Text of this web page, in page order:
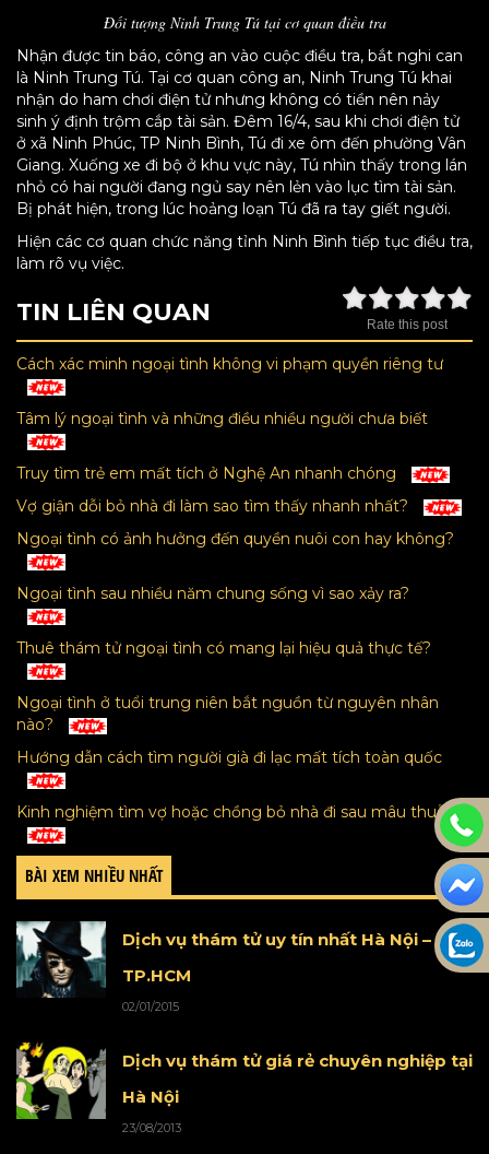
Đối tượng Ninh Trung Tú tại cơ quan điều tra
Nhận được tin báo, công an vào cuộc điều tra, bắt nghi can
là Ninh Trung Tú. Tại cơ quan công an, Ninh Trung Tú khai
nhận do ham chơi điện tử nhưng không có tiền nên nảy
sinh ý định trộm cắp tài sản. Đêm 16/4, sau khi chơi điện tử
ở xã Ninh Phúc, TP Ninh Bình, Tú đi xe ôm đến phường Vân
Giang. Xuống xe đi bộ ở khu vực này, Tú nhìn thấy trong lán
nhỏ có hai người đang ngủ say nên lẻn vào lục tìm tài sản.
Bị phát hiện, trong lúc hoảng loạn Tú đã ra tay giết người.
Hiện các cơ quan chức năng tỉnh Ninh Bình tiếp tục điều tra,
làm rõ vụ việc.
Rate this post
TIN LIÊN QUAN
Cách xác minh ngoại tình không vi phạm quyền riêng tư
Tâm lý ngoại tình và những điều nhiều người chưa biết
Truy tìm trẻ em mất tích ở Nghệ An nhanh chóng
Vợ giận dỗi bỏ nhà đi làm sao tìm thấy nhanh nhất?
Ngoại tình có ảnh hưởng đến quyền nuôi con hay không?
Ngoại tình sau nhiều năm chung sống vì sao xảy ra?
Thuê thám tử ngoại tình có mang lại hiệu quả thực tế?
Ngoại tình ở tuổi trung niên bắt nguồn từ nguyên nhân
nào?
Hướng dẫn cách tìm người già đi lạc mất tích toàn quốc
Kinh nghiệm tìm vợ hoặc chồng bỏ nhà đi sau mâu thuẫn
BÀI XEM NHIỀU NHẤT
Dịch vụ thám tử uy tín nhất Hà Nội –
TP.HCM
02/01/2015
Dịch vụ thám tử giá rẻ chuyên nghiệp tại
Hà Nội
23/08/2013